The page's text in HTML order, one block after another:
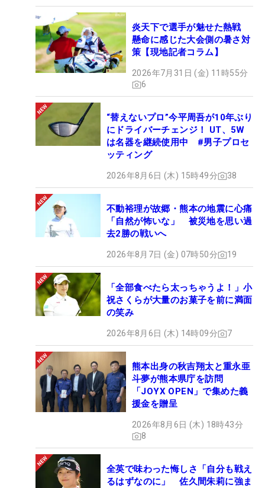
炎天下で選手が魅せた熱戦
懸命に感じた大会側の暑さ対
策【現地記者コラム】
2026年7月31日 (金) 11時55分
6
“替えないプロ”今平周吾が10年ぶり
にドライバーチェンジ！ UT、5W
は名器を継続使用中 #男子プロセ
ッティング
2026年8月6日 (木) 15時49分 38
不動裕理が故郷・熊本の地震に心痛
「自然が怖いな」 被災地を思い過
去2勝の戦いへ
2026年8月7日 (金) 07時50分 19
「全部食べたら太っちゃうよ！」小
祝さくらが大量のお菓子を前に満面
の笑み
2026年8月6日 (木) 14時09分 7
熊本出身の秋吉翔太と重永亜
斗夢が熊本県庁を訪問
「JOYX OPEN」で集めた義
援金を贈呈
2026年8月6日 (木) 18時43分
8
全英で味わった悔しさ「自分も戦え
るはずなのに」 佐久間朱莉に強ま